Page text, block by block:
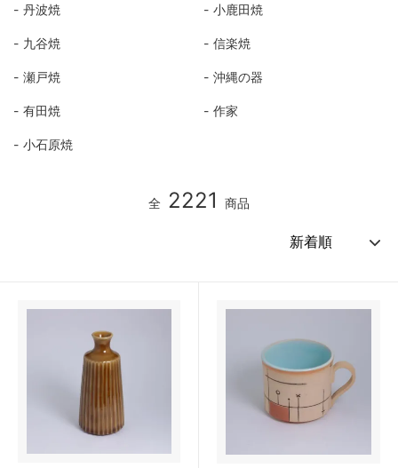
丹波焼 小鹿田焼
九谷焼 信楽焼
瀬戸焼 沖縄の器
有田焼 作家
小石原焼
全 2221 商品